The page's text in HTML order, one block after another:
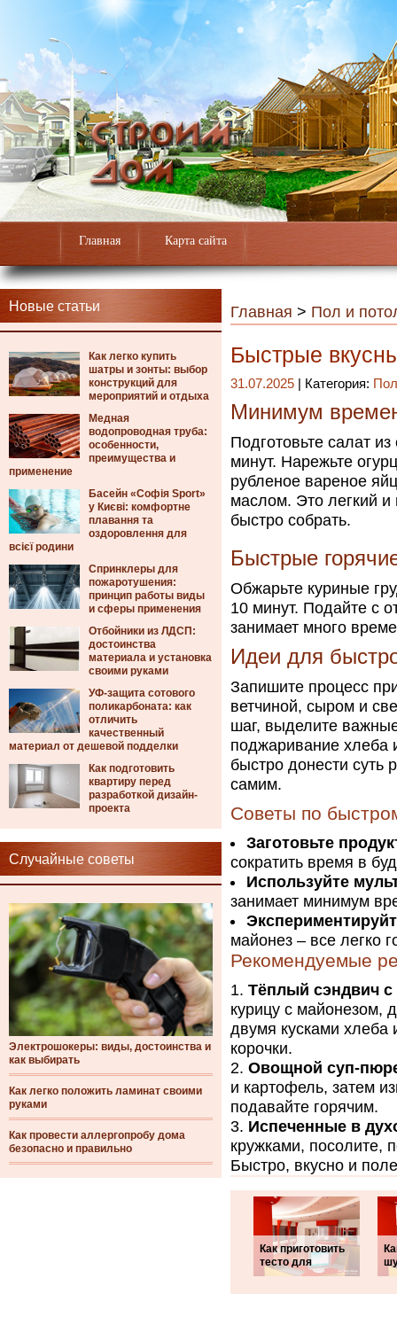
Главная Карта сайта
Новые статьи
Как легко купить
шатры и зонты: выбор
конструкций для
мероприятий и отдыха
Медная
водопроводная труба:
особенности,
преимущества и
применение
Басейн «Софія Sport»
у Києві: комфортне
плавання та
оздоровлення для
всієї родини
Спринклеры для
пожаротушения:
принцип работы виды
и сферы применения
Отбойники из ЛДСП:
достоинства
материала и установка
своими руками
УФ-защита сотового
поликарбоната: как
отличить
качественный
материал от дешевой подделки
Как подготовить
квартиру перед
разработкой дизайн-
проекта
Случайные советы
Электрошокеры: виды, достоинства и
как выбирать
Как легко положить ламинат своими
руками
Как провести аллергопробу дома
безопасно и правильно
Главная > Пол и
Быстрые
31.07.2025 | Категория:
Минимум
Подготовьте салат
минут. Нарежьте
рубленое вареное
маслом. Это легкий
быстро собрать.
Быстрые
Обжарьте куриные
10 минут. Подайте с
занимает много
Идеи для
Запишите процесс
ветчиной, сыром и
шаг, выделите
поджаривание хлеба
быстро донести суть
самим.
Советы по
Заготовьте
сократить время в
Используйте
занимает минимум
майонез – все легко
Рекомендуемые
Тёплый сэндвич с
курицу с майонезом,
двумя кусками хлеба
корочки.
Овощной суп-
и картофель, затем
подавайте горячим.
Испеченные в
кружками, посолите,
Быстро, вкусно и
Как приготовить
тесто для